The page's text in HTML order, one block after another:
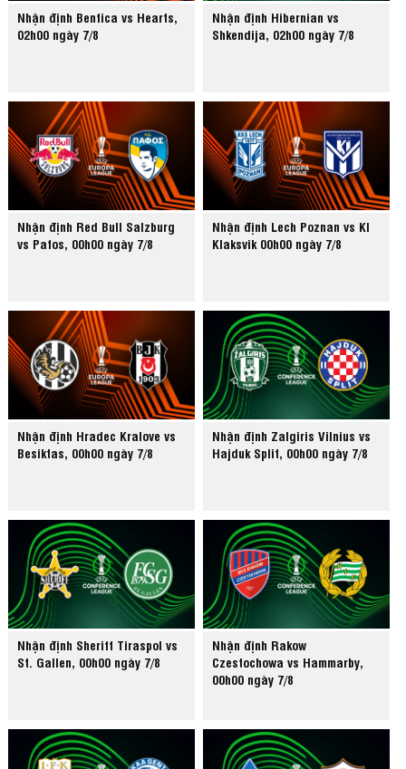
Nhận định Benfica vs Hearts,
02h00 ngày 7/8
Nhận định Hibernian vs
Shkendija, 02h00 ngày 7/8
Nhận định Red Bull Salzburg
vs Pafos, 00h00 ngày 7/8
Nhận định Lech Poznan vs KI
Klaksvik 00h00 ngày 7/8
Nhận định Hradec Kralove vs
Besiktas, 00h00 ngày 7/8
Nhận định Zalgiris Vilnius vs
Hajduk Split, 00h00 ngày 7/8
Nhận định Sheriff Tiraspol vs
St. Gallen, 00h00 ngày 7/8
Nhận định Rakow
Czestochowa vs Hammarby,
00h00 ngày 7/8